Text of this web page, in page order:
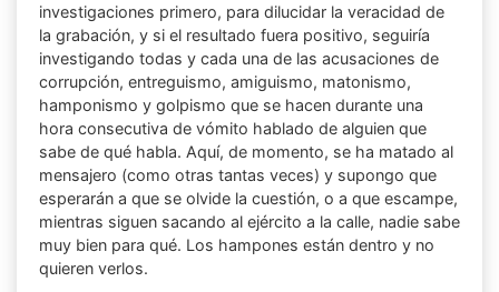
investigaciones primero, para dilucidar la veracidad de
la grabación, y si el resultado fuera positivo, seguiría
investigando todas y cada una de las acusaciones de
corrupción, entreguismo, amiguismo, matonismo,
hamponismo y golpismo que se hacen durante una
hora consecutiva de vómito hablado de alguien que
sabe de qué habla. Aquí, de momento, se ha matado al
mensajero (como otras tantas veces) y supongo que
esperarán a que se olvide la cuestión, o a que escampe,
mientras siguen sacando al ejército a la calle, nadie sabe
muy bien para qué. Los hampones están dentro y no
quieren verlos.